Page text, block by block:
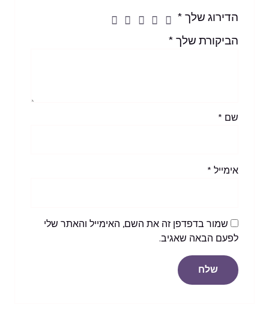
הדירוג שלך *
הביקורת שלך *
שם *
אימייל *
שמור בדפדפן זה את השם, האימייל והאתר שלי
לפעם הבאה שאגיב.